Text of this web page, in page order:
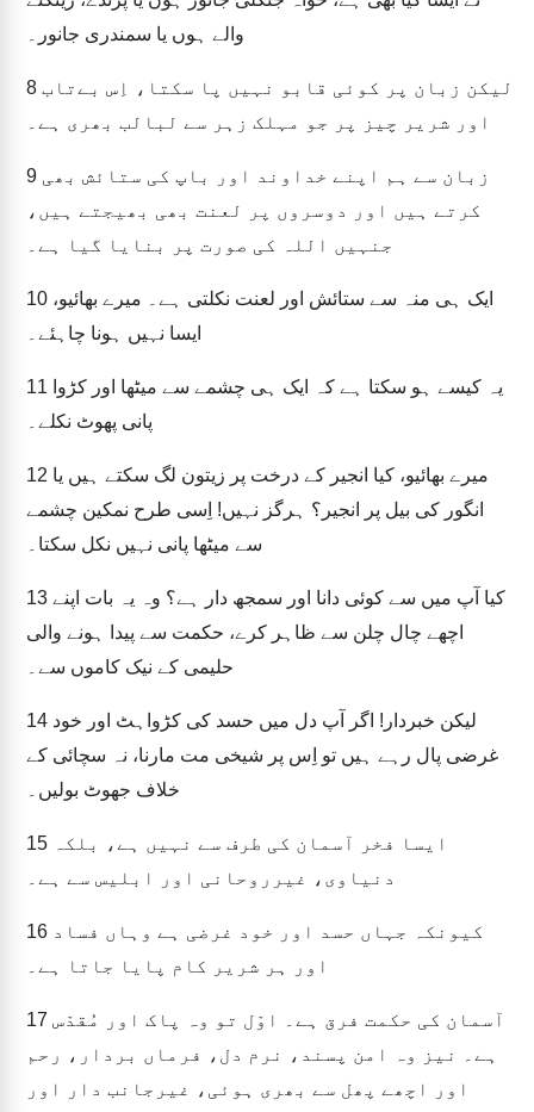
والے ہوں یا سمندری جانور۔
8
اور شریر چیز پر جو مہلک زہر سے لبالب بھری ہے۔
9
کرتے ہیں اور دوسروں پر لعنت بھی بھیجتے ہیں،
جنہیں اللہ کی صورت پر بنایا گیا ہے۔
10
ایسا نہیں ہونا چاہئے۔
11
پانی پھوٹ نکلے۔
12
انگور کی بیل پر انجیر؟ ہرگز نہیں! اِسی طرح نمکین چشمے
سے میٹھا پانی نہیں نکل سکتا۔
13
اچھے چال چلن سے ظاہر کرے، حکمت سے پیدا ہونے والی
حلیمی کے نیک کاموں سے۔
14
غرضی پال رہے ہیں تو اِس پر شیخی مت مارنا، نہ سچائی کے
خلاف جھوٹ بولیں۔
15
دنیاوی، غیرروحانی اور ابلیس سے ہے۔
16
اور ہر شریر کام پایا جاتا ہے۔
17
ہے۔ نیز وہ امن پسند، نرم دل، فرماں بردار، رحم
اور اچھے پھل سے بھری ہوئی، غیرجانب دار اور